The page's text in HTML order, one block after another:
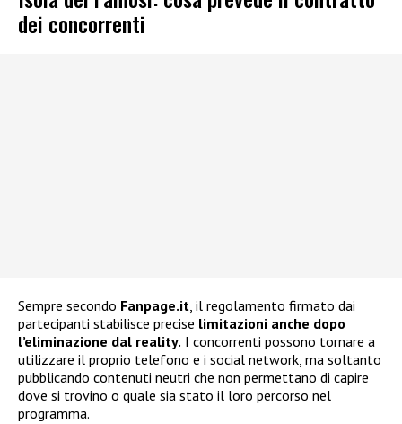
dei concorrenti
Sempre secondo Fanpage.it, il regolamento firmato dai
partecipanti stabilisce precise limitazioni anche dopo
l’eliminazione dal reality. I concorrenti possono tornare a
utilizzare il proprio telefono e i social network, ma soltanto
pubblicando contenuti neutri che non permettano di capire
dove si trovino o quale sia stato il loro percorso nel
programma.